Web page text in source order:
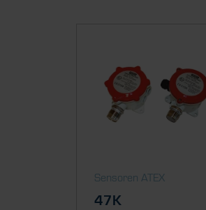
Sensoren ATEX
47K